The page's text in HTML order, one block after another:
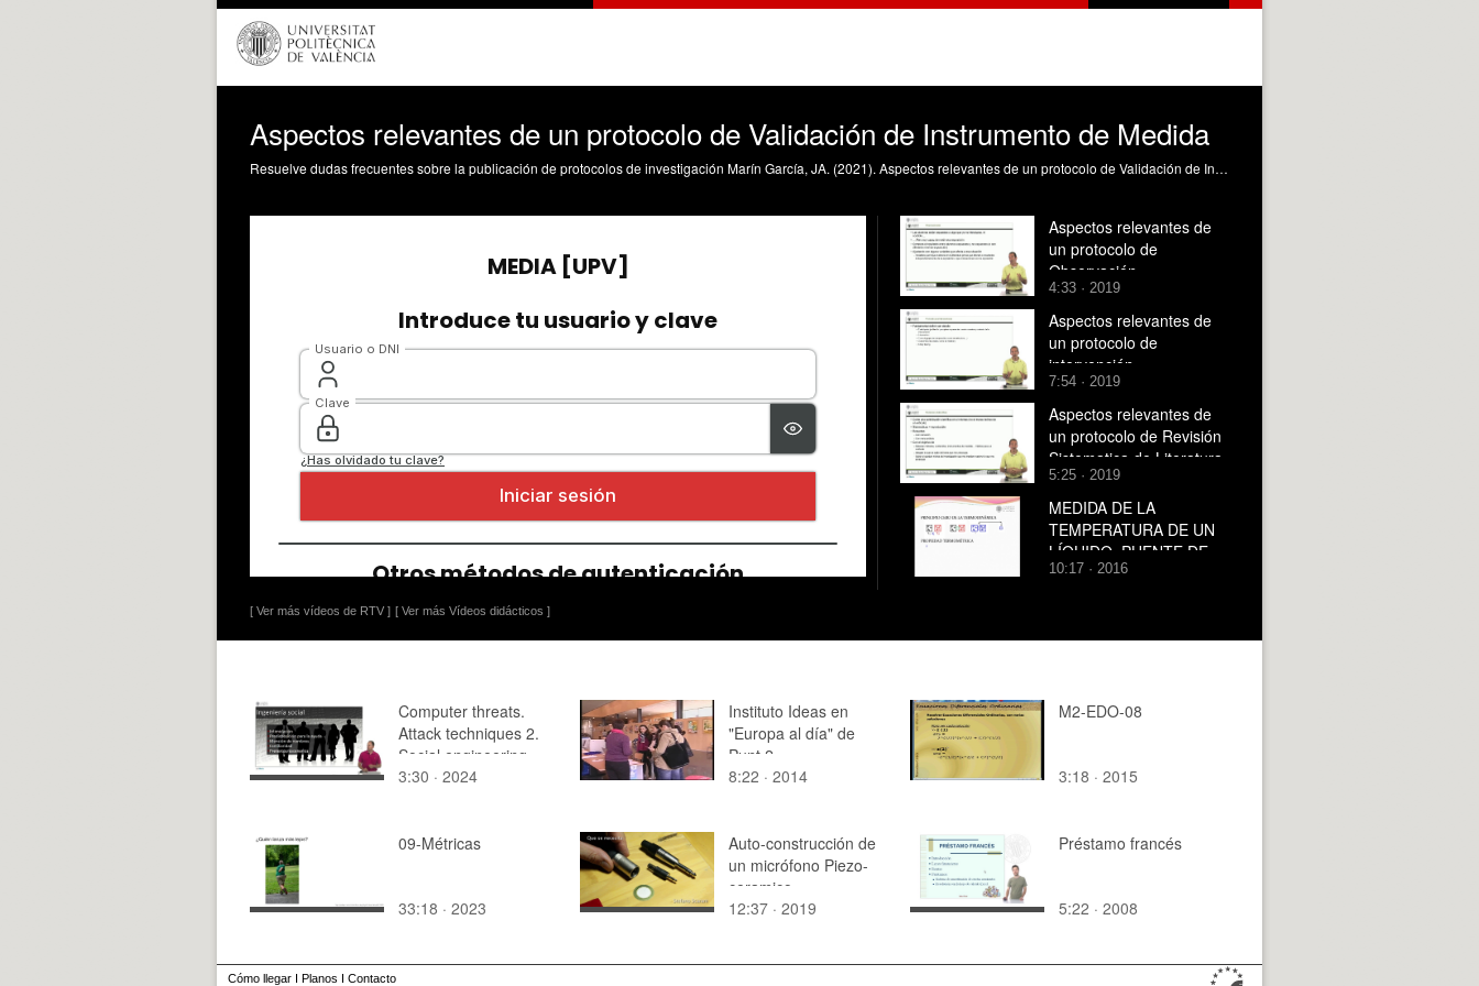
Aspectos relevantes de un protocolo de Validación de Instrumento de Medida
Resuelve dudas frecuentes sobre la publicación de protocolos de investigación Marín García, JA. (2021). Aspectos relevantes de un protocolo de Validación de Instrumento de Medida. https://riunet.upv.es/handle/10251/165990 DER
[ Ver más vídeos de RTV ] [ Ver más Vídeos didácticos ]
Aspectos relevantes de
un protocolo de
Observación
4:33 · 2019
Aspectos relevantes de
un protocolo de
intervención
7:54 · 2019
Aspectos relevantes de
un protocolo de Revisión
Sistematica de Literatura
5:25 · 2019
MEDIDA DE LA
TEMPERATURA DE UN
LÍQUIDO. PUENTE DE
WHEATSTONE
10:17 · 2016
Computer threats.
Attack techniques 2.
Social engineering
3:30 · 2024
Instituto Ideas en
"Europa al día" de
Punt 2
8:22 · 2014
M2-EDO-08
3:18 · 2015
09-Métricas
33:18 · 2023
Auto-construcción de
un micrófono Piezo-
ceramico
12:37 · 2019
Préstamo francés
5:22 · 2008
Cómo llegar I Planos I Contacto